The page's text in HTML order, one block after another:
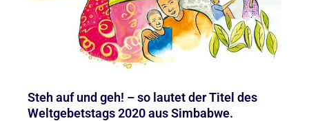
Steh auf und geh! – so lautet der Titel des
Weltgebetstags 2020 aus Simbabwe.